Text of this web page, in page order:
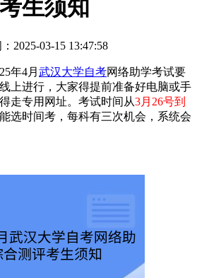
生须知
2025-03-15 13:47:58
年4月 武汉大学自考网络助学考试要
上进行，大家得提前准备好电脑或手
走专用网址。考试时间从3月26号到
选时间考，每科有三次机会，系统会